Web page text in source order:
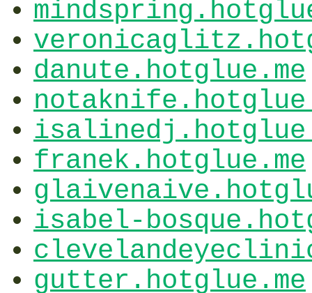
danute.hotglue.me
franek.hotglue.me
isabel-
gutter.hotglue.me